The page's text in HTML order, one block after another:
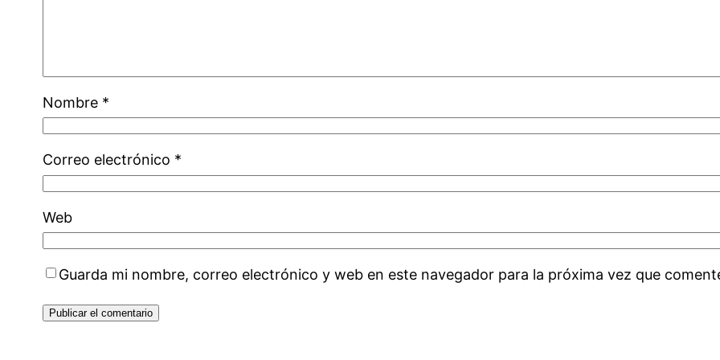
Nombre *
Correo electrónico *
Web
Guarda mi nombre, correo electrónico y web en este navegador para la próxima vez que